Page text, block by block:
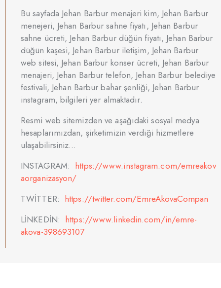
Bu sayfada Jehan Barbur menajeri kim, Jehan Barbur
menejeri, Jehan Barbur sahne fiyatı, Jehan Barbur
sahne ücreti, Jehan Barbur düğün fiyatı, Jehan Barbur
düğün kaşesi, Jehan Barbur iletişim, Jehan Barbur
web sitesi, Jehan Barbur konser ücreti, Jehan Barbur
menajeri, Jehan Barbur telefon, Jehan Barbur belediye
festivali, Jehan Barbur bahar şenliği, Jehan Barbur
instagram, bilgileri yer almaktadır.
Resmi web sitemizden ve aşağıdaki sosyal medya
hesaplarımızdan, şirketimizin verdiği hizmetlere
ulaşabilirsiniz…
INSTAGRAM: https://www.instagram.com/emreakov
aorganizasyon/
TWİTTER: https://twitter.com/EmreAkovaCompan
LİNKEDİN: https://www.linkedin.com/in/emre-
akova-398693107